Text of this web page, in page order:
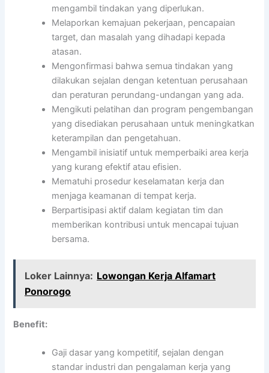
mengambil tindakan yang diperlukan.
Melaporkan kemajuan pekerjaan, pencapaian
target, dan masalah yang dihadapi kepada
atasan.
Mengonfirmasi bahwa semua tindakan yang
dilakukan sejalan dengan ketentuan perusahaan
dan peraturan perundang-undangan yang ada.
Mengikuti pelatihan dan program pengembangan
yang disediakan perusahaan untuk meningkatkan
keterampilan dan pengetahuan.
Mengambil inisiatif untuk memperbaiki area kerja
yang kurang efektif atau efisien.
Mematuhi prosedur keselamatan kerja dan
menjaga keamanan di tempat kerja.
Berpartisipasi aktif dalam kegiatan tim dan
memberikan kontribusi untuk mencapai tujuan
bersama.
Loker Lainnya: Lowongan Kerja Alfamart
Ponorogo
Benefit:
Gaji dasar yang kompetitif, sejalan dengan
standar industri dan pengalaman kerja yang